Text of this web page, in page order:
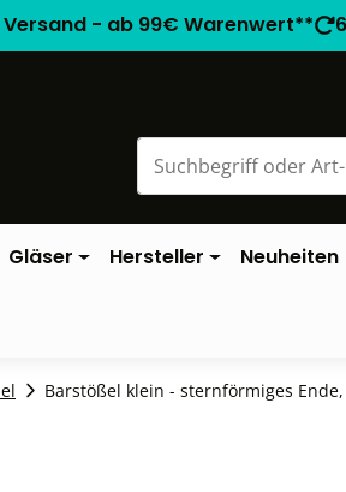
- ab 99€ Warenwert**
Gläser Hersteller Neuheiten
Barstößel klein - sternförmiges